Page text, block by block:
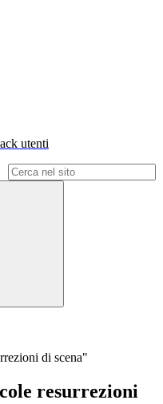
utenti
di scena"
resurrezioni